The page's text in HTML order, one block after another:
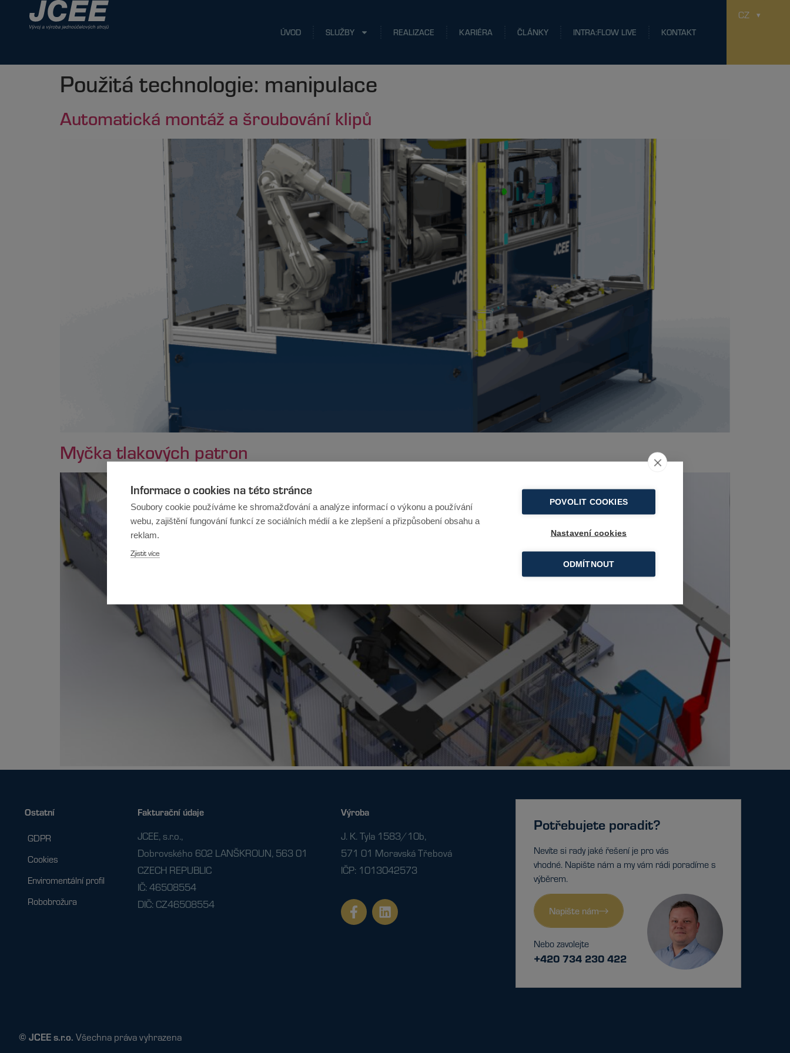
ÚVOD SLUŽBY REALIZACE KARIÉRA ČLÁNKY INTRA:FLOW LIVE KONTAKT
CZ
Použitá technologie: manipulace
Automatická montáž a šroubování klipů
Myčka tlakových patron
Ostatní
GDPR
Cookies
Enviromentální profil
Robobrožura
Fakturační údaje
JCEE, s.r.o.,
Dobrovského 602 LANŠKROUN, 563 01
CZECH REPUBLIC
IČ: 46508554
DIČ: CZ46508554
Výroba
J. K. Tyla 1583/10b,
571 01 Moravská Třebová
IČP: 1013042573
Potřebujete poradit?
Nevíte si rady jaké řešení je pro vás
vhodné. Napište nám a my vám rádi poradíme s
výběrem.
Napište nám
Nebo zavolejte
+420 734 230 422
© JCEE s.r.o. Všechna práva vyhrazena
Informace o cookies na této stránce
Soubory cookie používáme ke shromažďování a analýze informací o výkonu a používání
webu, zajištění fungování funkcí ze sociálních médií a ke zlepšení a přizpůsobení obsahu a
reklam.
Zjistit více
POVOLIT COOKIES
Nastavení cookies
ODMÍTNOUT